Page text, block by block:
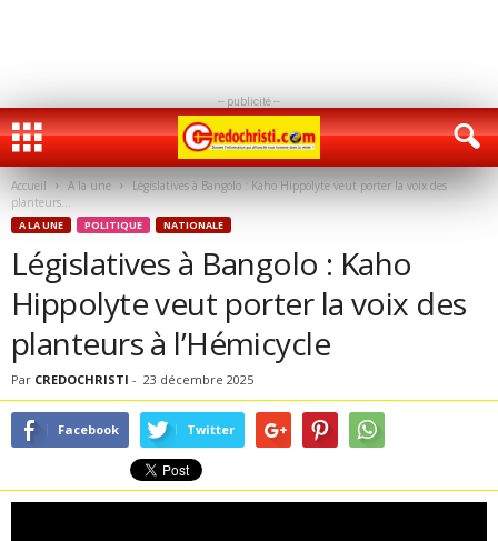
-- publicité --
Accueil A la une
Législatives à Bangolo : Kaho Hippolyte veut porter la voix des
planteurs...
A LA UNE POLITIQUE NATIONALE
Législatives à Bangolo : Kaho
Hippolyte veut porter la voix des
planteurs à l’Hémicycle
Par CREDOCHRISTI - 23 décembre 2025
Facebook Twitter